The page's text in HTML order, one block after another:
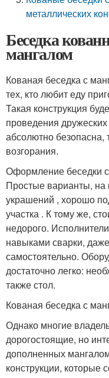
металлических
Беседка
мангалом
Кованая беседка с
тех, кто любит еду
Такая конструкция
проведения
абсолютно безопасна,
возгорания.
Оформление беседки
Простые варианты, на
украшений , хорошо
участка . К тому же,
недорого.
навыками сварки,
самостоятельно.
достаточно легко:
также стол.
Кованая беседка с
Однако многие
дорогостоящие, но
дополненных
конструкции, которые